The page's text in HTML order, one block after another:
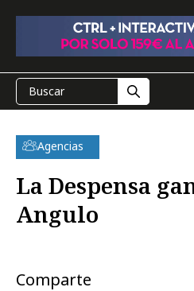
Agencias
La Despensa
Angulo
Comparte